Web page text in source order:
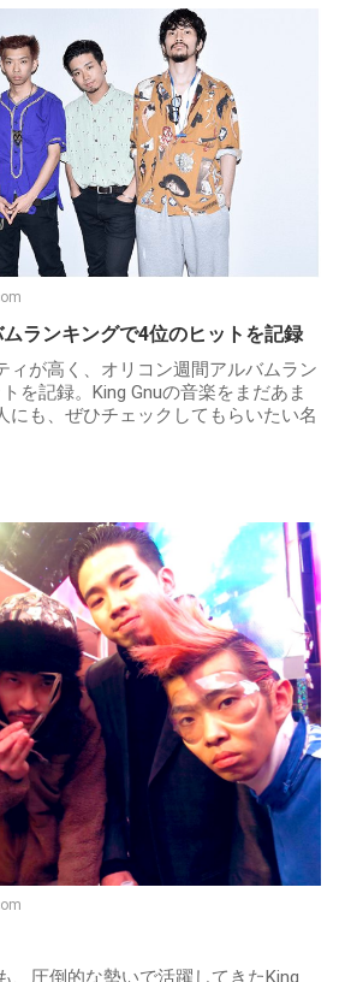
ランキングで4位のヒットを記録
ィが高く、オリコン週間アルバムラン
を記録。King Gnuの音楽をまだあま
にも、ぜひチェックしてもらいたい名
、圧倒的な勢いで活躍してきたKing